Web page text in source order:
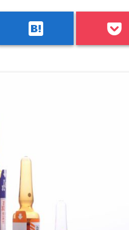
hatenabookmark